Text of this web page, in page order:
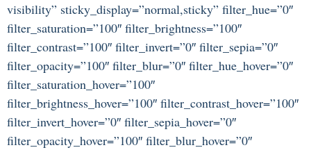
visibility” sticky_display=”normal,sticky” filter_hue=”0″
filter_saturation=”100″ filter_brightness=”100″
filter_contrast=”100″ filter_invert=”0″ filter_sepia=”0″
filter_opacity=”100″ filter_blur=”0″ filter_hue_hover=”0″
filter_saturation_hover=”100″
filter_brightness_hover=”100″ filter_contrast_hover=”100″
filter_invert_hover=”0″ filter_sepia_hover=”0″
filter_opacity_hover=”100″ filter_blur_hover=”0″